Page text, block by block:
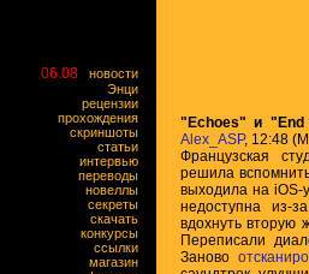
06.08
новости
Энци
рецензии
прохождения
скриншоты
статьи
интервью
переводы
новеллы
секреты
скачать
конкурсы
ссылки
магазин
"Echoes" и
Alex_ASP, 12:48
Французская
решила
выходила на iOS-
недоступна из-
вдохнуть вторую
Переписали
Заново